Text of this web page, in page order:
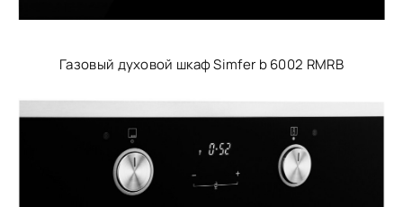
Газовый духовой шкаф Simfer b 6002 RMRB